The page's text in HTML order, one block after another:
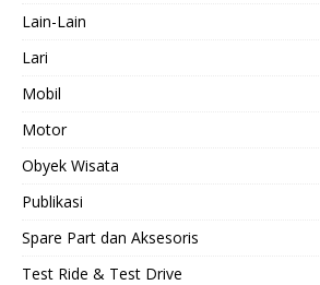
Lain-Lain
Lari
Mobil
Motor
Obyek Wisata
Publikasi
Spare Part dan Aksesoris
Test Ride & Test Drive